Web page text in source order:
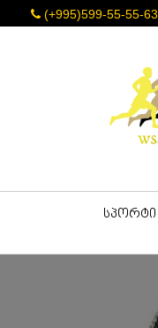
(+995)599-55-55-63
სპორტი